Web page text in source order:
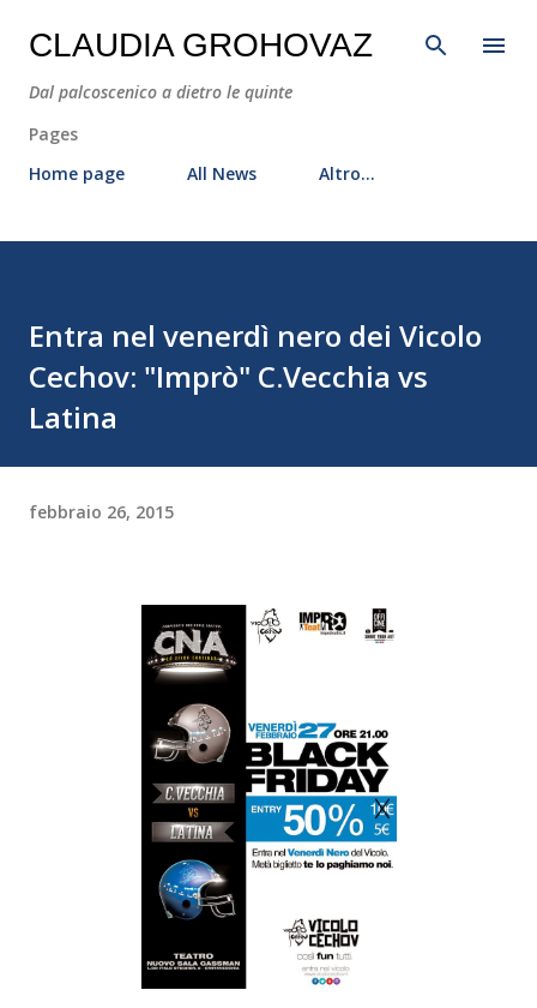
Passa ai contenuti principali
CLAUDIA GROHOVAZ
Dal palcoscenico a dietro le quinte
Pages
Home page
All News Altro…
Entra nel venerdì nero dei Vicolo
Cechov: "Imprò" C.Vecchia vs
Latina
febbraio 26, 2015